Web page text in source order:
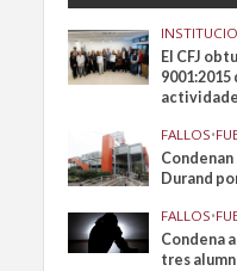
El CFJ
FALLOS•
Durand
FALLOS•
Condena
tres